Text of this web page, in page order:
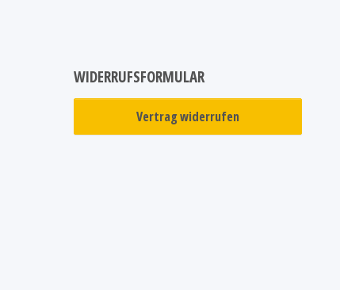
WIDERRUFSFORMULAR
Vertrag widerrufen